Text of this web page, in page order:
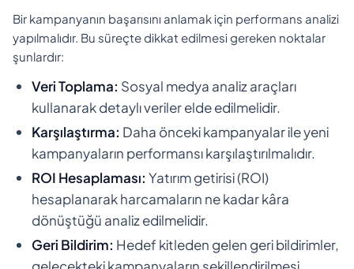
Bir kampanyanın başarısını anlamak için performans analizi
yapılmalıdır. Bu süreçte dikkat edilmesi gereken noktalar
şunlardır:
Veri Toplama: Sosyal medya analiz araçları
kullanarak detaylı veriler elde edilmelidir.
Karşılaştırma: Daha önceki kampanyalar ile yeni
kampanyaların performansı karşılaştırılmalıdır.
ROI Hesaplaması: Yatırım getirisi (ROI)
hesaplanarak harcamaların ne kadar kâra
dönüştüğü analiz edilmelidir.
Geri Bildirim: Hedef kitleden gelen geri bildirimler,